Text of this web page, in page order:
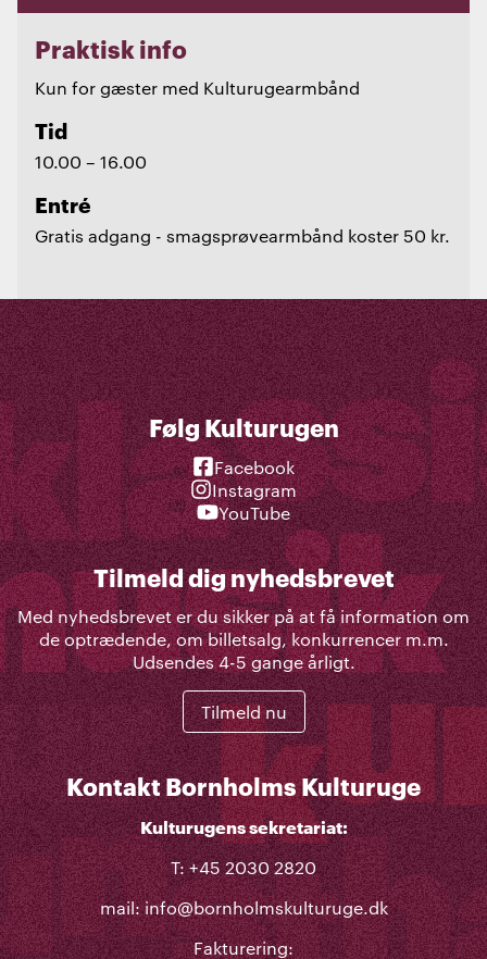
Praktisk info
Kun for gæster med Kulturugearmbånd
Tid
10.00 – 16.00
Entré
Gratis adgang - smagsprøvearmbånd koster 50 kr.
Følg Kulturugen
Facebook
Instagram
YouTube
Tilmeld dig nyhedsbrevet
Med nyhedsbrevet er du sikker på at få information om
de optrædende, om billetsalg, konkurrencer m.m.
Udsendes 4-5 gange årligt.
Tilmeld nu
Kontakt Bornholms Kulturuge
Kulturugens sekretariat:
T: +45 2030 2820
mail:info@bornholmskulturuge.dk
Fakturering: